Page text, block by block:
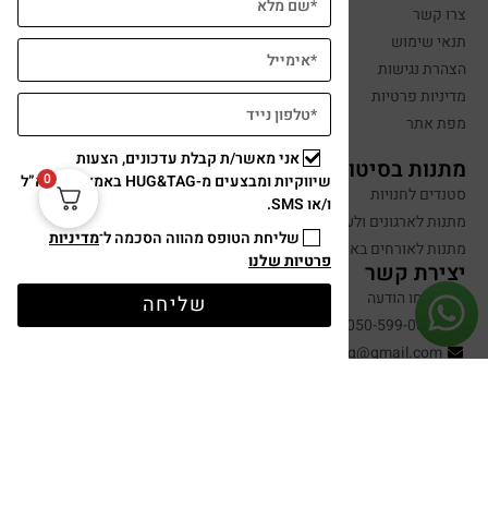
צרו קשר
תנאי שימוש
הצהרת נגישות
מדיניות פרטיות
מפת אתר
מתנות בסיטונאות
סטנדים לחנויות
מתנות לארגונים ולעובדים
מתנות לאורחים באירועים
יצירת קשר
שלחו הודעה
050-599-0088
hugandtag@gmail.com
0
אני מאשר/ת קבלת עדכונים, הצעות
שיווקיות ומבצעים מ-HUG&TAG באמצעות דוא”ל
ו/או SMS.
שליחת הטופס מהווה הסכמה ל־מדיניות
פרטיות שלנו
שליחה